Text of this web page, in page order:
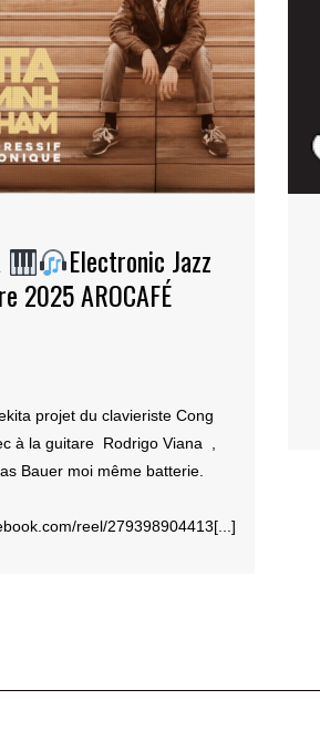
Electronic Jazz
2025 AROCAFÉ
projet du clavieriste Cong
à la guitare Rodrigo Viana ,
Bauer moi même batterie.
reel/279398904413[...]